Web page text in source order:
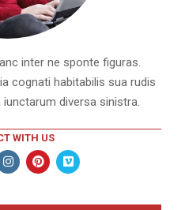
inter ne sponte figuras.
cognati habitabilis sua rudis
diversa sinistra.
WITH US